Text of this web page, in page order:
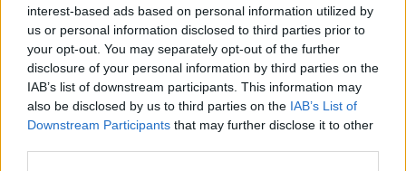
interest-based ads based on personal information utilized by
us or personal information disclosed to third parties prior to
your opt-out. You may separately opt-out of the further
disclosure of your personal information by third parties on the
IAB’s list of downstream participants. This information may
also be disclosed by us to third parties on the IAB’s List of
Downstream Participants that may further disclose it to other